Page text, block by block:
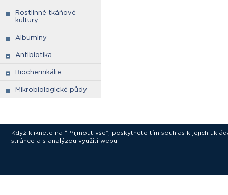
Rostlinné tkáňové
kultury
Albuminy
Antibiotika
Biochemikálie
Mikrobiologické půdy
Když kliknete na “Přijmout vše”, poskytnete tím souhlas k jejich
stránce a s analýzou využití webu.